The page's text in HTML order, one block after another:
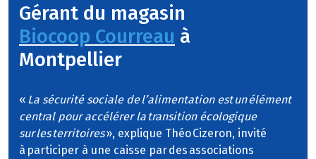
Gérant du magasin
Biocoop Courreau à
Montpellier
« La sécurité sociale de l’alimentation est un élément
central pour accélérer la transition écologique
sur les territoires», explique Théo Cizeron, invité
à participer à une caisse par des associations